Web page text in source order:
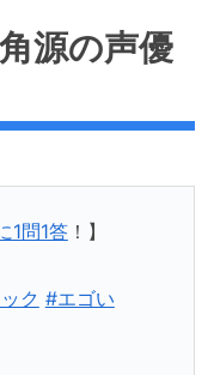
源の声優
1問1答！】
ク #エゴい